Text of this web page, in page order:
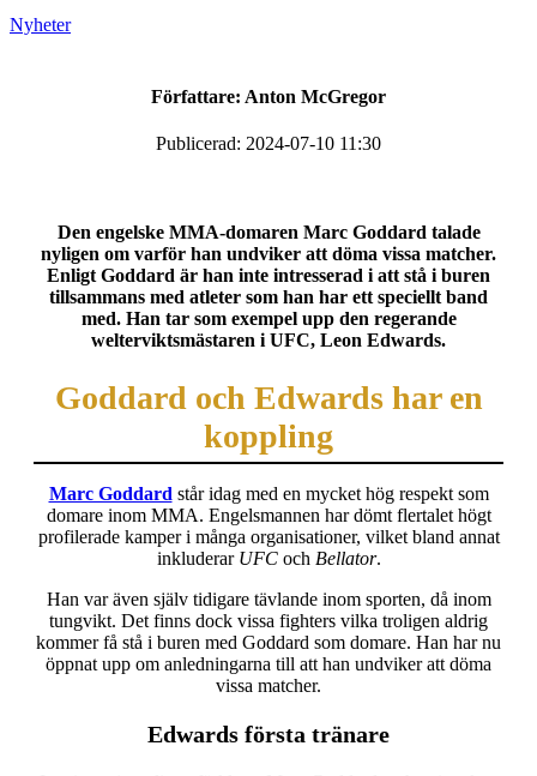
Nyheter
Författare: Anton McGregor
Publicerad: 2024-07-10 11:30
Den engelske MMA-domaren Marc Goddard talade
nyligen om varför han undviker att döma vissa matcher.
Enligt Goddard är han inte intresserad i att stå i buren
tillsammans med atleter som han har ett speciellt band
med. Han tar som exempel upp den regerande
welterviktsmästaren i UFC, Leon Edwards.
Goddard och Edwards har en
koppling
Marc Goddard står idag med en mycket hög respekt som
domare inom MMA. Engelsmannen har dömt flertalet högt
profilerade kamper i många organisationer, vilket bland annat
inkluderar UFCoch Bellator.
Han var även själv tidigare tävlande inom sporten, då inom
tungvikt. Det finns dock vissa fighters vilka troligen aldrig
kommer få stå i buren med Goddard som domare. Han har nu
öppnat upp om anledningarna till att han undviker att döma
vissa matcher.
Edwards första tränare